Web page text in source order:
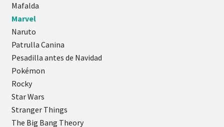
Mafalda
Marvel
Naruto
Patrulla Canina
Pesadilla antes de Navidad
Pokémon
Rocky
Star Wars
Stranger Things
The Big Bang Theory